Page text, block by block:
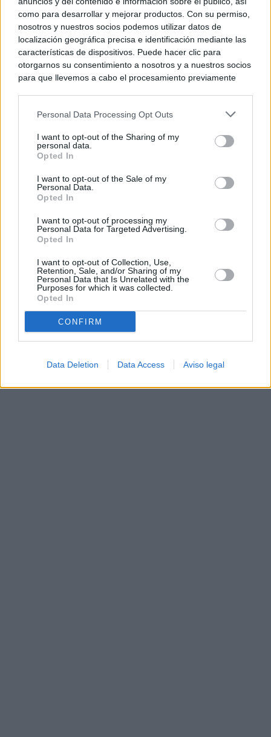
como para desarrollar y mejorar productos. Con su permiso,
nosotros y nuestros socios podemos utilizar datos de
localización geográfica precisa e identificación mediante las
características de dispositivos. Puede hacer clic para
otorgarnos su consentimiento a nosotros y a nuestros socios
para que llevemos a cabo el procesamiento previamente
negar su consentimiento. Tenga en cuenta que algún
de su consentimiento, pero usted tiene el derecho de
rechazar tal procesamiento. Sus preferencias se aplicarán
cualquier momento entrando de nuevo en este sitio web o
visitando nuestra política de privacidad.
Personal Data Processing Opt Outs
I want to opt-out of the Sharing of my
personal data.
Opted In
I want to opt-out of the Sale of my
Personal Data.
Opted In
I want to opt-out of processing my
Personal Data for Targeted Advertising.
Opted In
I want to opt-out of Collection, Use,
Retention, Sale, and/or Sharing of my
Personal Data that Is Unrelated with the
Purposes for which it was collected.
Opted In
CONFIRM
Data Deletion Data Access Aviso legal